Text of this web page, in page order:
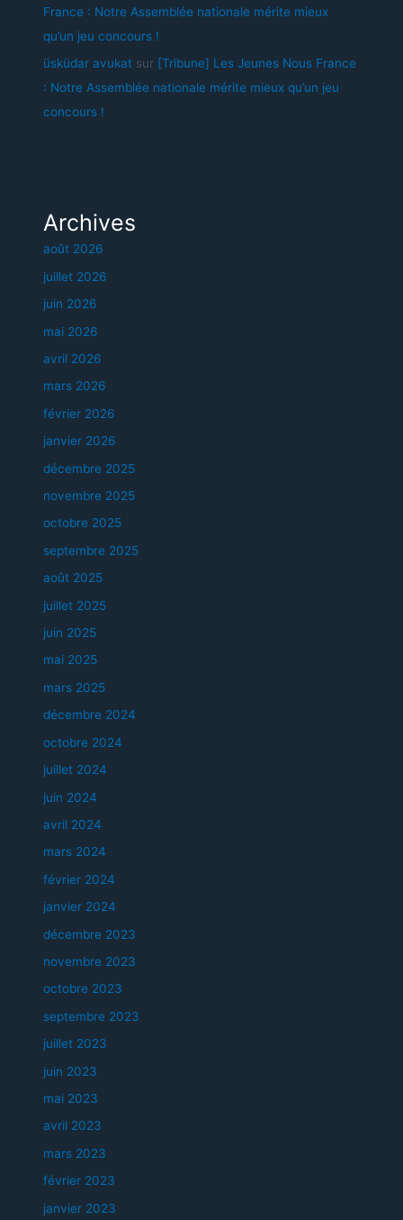
France : Notre Assemblée nationale mérite mieux
qu’un jeu concours !
üsküdar avukat sur [Tribune] Les Jeunes Nous France
: Notre Assemblée nationale mérite mieux qu’un jeu
concours !
Archives
août 2026
juillet 2026
juin 2026
mai 2026
avril 2026
mars 2026
février 2026
janvier 2026
décembre 2025
novembre 2025
octobre 2025
septembre 2025
août 2025
juillet 2025
juin 2025
mai 2025
mars 2025
décembre 2024
octobre 2024
juillet 2024
juin 2024
avril 2024
mars 2024
février 2024
janvier 2024
décembre 2023
novembre 2023
octobre 2023
septembre 2023
juillet 2023
juin 2023
mai 2023
avril 2023
mars 2023
février 2023
janvier 2023